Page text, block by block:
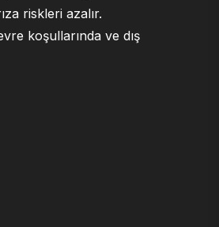
riskleri azalır.
koşullarında ve dış